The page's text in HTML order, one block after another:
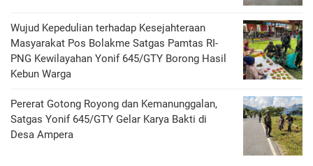
Wujud Kepedulian terhadap Kesejahteraan
Masyarakat Pos Bolakme Satgas Pamtas RI-
PNG Kewilayahan Yonif 645/GTY Borong Hasil
Kebun Warga
Pererat Gotong Royong dan Kemanunggalan,
Satgas Yonif 645/GTY Gelar Karya Bakti di
Desa Ampera